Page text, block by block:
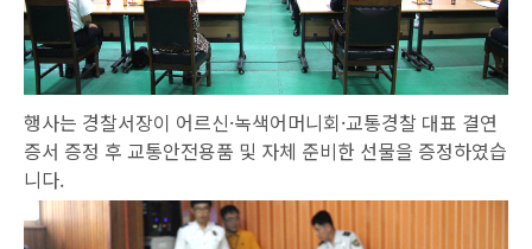
행사는 경찰서장이 어르신·녹색어머니회·교통경찰 대표 결연
증서 증정 후 교통안전용품 및 자체 준비한 선물을 증정하였습
니다.